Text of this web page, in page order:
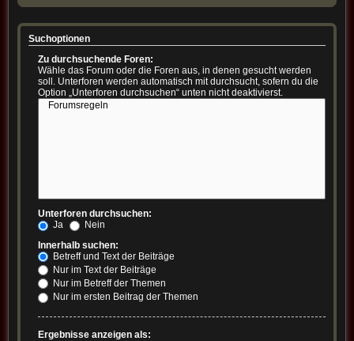
Suchoptionen
Zu durchsuchende Foren:
Wähle das Forum oder die Foren aus, in denen gesucht werden
soll. Unterforen werden automatisch mit durchsucht, sofern du die
Option „Unterforen durchsuchen“ unten nicht deaktivierst.
Unterforen durchsuchen:
Ja
Nein
Innerhalb suchen:
Betreff und Text der Beiträge
Nur im Text der Beiträge
Nur im Betreff der Themen
Nur im ersten Beitrag der Themen
Ergebnisse anzeigen als: